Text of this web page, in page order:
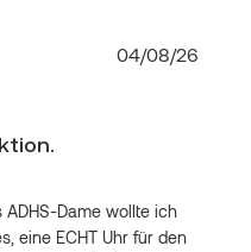
ADHS-Dame wollte ich
eine ECHT Uhr für den
04/08/26